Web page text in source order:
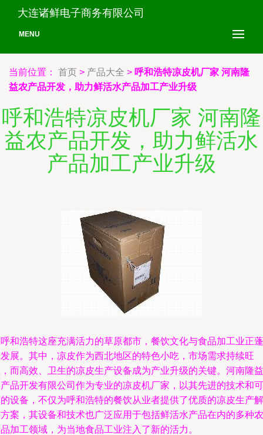
大连诸鲜电子商务有限公司
MENU
当前位置： 首页 > 产品大全 > 呼和浩特凉皮机厂家 河南隆
益农产品开发，助力鲜活水产品加工产业升级
呼和浩特凉皮机厂家 河南隆
益农产品开发，助力鲜活水
产品加工产业升级
和浩特这座充满活力的草原都市，餐饮文化与食品加工业正蓬
展。其中，凉皮作为西北地区的特色小吃，市场需求持续旺
而高效、卫生的凉皮生产设备成为产业升级的关键。河南隆益
品开发有限公司作为专业的凉皮机厂家，以其先进的技术和可
设备，不仅为呼和浩特的餐饮从业者提供了优质的凉皮生产解
案，其设备和技术也广泛应用于包括鲜活水产品在内的多种农
加工领域，为当地食品工业注入了新的活力。